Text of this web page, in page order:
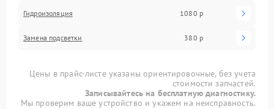
Гидроизоляция 1080 р
Замена подсветки 380 р
Цены в прайс-листе указаны ориентировочные, без учета
стоимости запчастей.
Записывайтесь на бесплатную диагностику.
Мы проверим ваше устройство и укажем на неисправность.